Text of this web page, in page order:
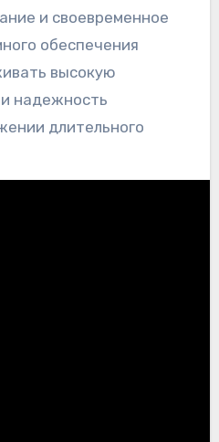
и своевременное
обеспечения
высокую
надежность
длительного